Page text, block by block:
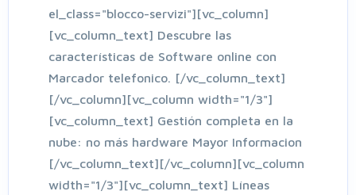
el_class="blocco-servizi"][vc_column]
[vc_column_text] Descubre las
características de Software online con
Marcador telefonico. [/vc_column_text]
[/vc_column][vc_column width="1/3"]
[vc_column_text] Gestión completa en la
nube: no más hardware Mayor Informacion
[/vc_column_text][/vc_column][vc_column
width="1/3"][vc_column_text] Líneas